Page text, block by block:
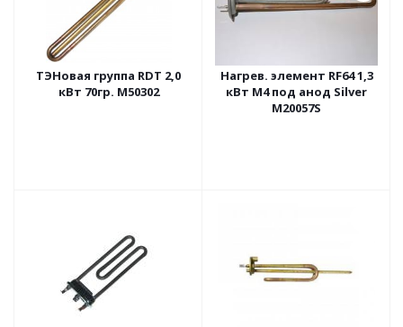
ТЭНовая группа RDT 2,0
кВт 70гр. M50302
Нагрев. элемент RF64 1,3
кВт М4 под анод Silver
M20057S